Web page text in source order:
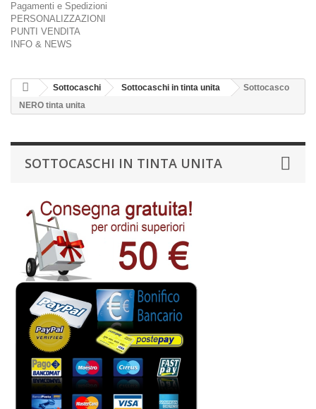
Pagamenti e Spedizioni
PERSONALIZZAZIONI
PUNTI VENDITA
INFO & NEWS
Sottocaschi Sottocaschi in tinta unita
Sottocasco
NERO tinta unita
SOTTOCASCHI IN TINTA UNITA